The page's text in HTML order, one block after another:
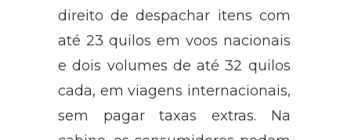
direito de despachar itens com
até 23 quilos em voos nacionais
e dois volumes de até 32 quilos
cada, em viagens internacionais,
sem pagar taxas extras. Na